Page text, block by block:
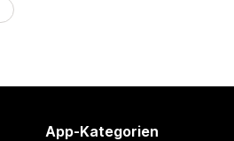
App-Kategorien